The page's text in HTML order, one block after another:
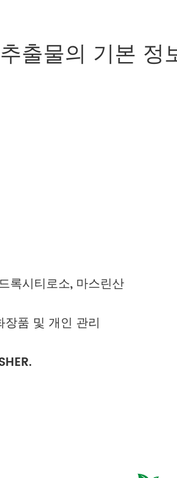
출물의 기본 정
록시티로소, 마스린산
품 및 개인 관리